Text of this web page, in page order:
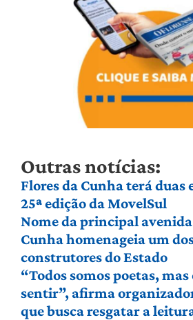
Outras notícias:
Flores da Cunha terá duas
25ª edição da MovelSul
Nome da principal avenida
Cunha homenageia um
construtores do Estado
“Todos somos poetas, mas
sentir”, afirma
que busca resgatar a